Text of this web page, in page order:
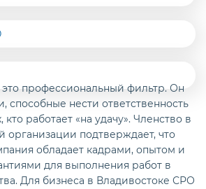
профессиональный фильтр. Он
способные нести ответственность
кто работает «на удачу». Членство в
организации подтверждает, что
обладает кадрами, опытом и
для выполнения работ в
Для бизнеса в Владивостоке СРО